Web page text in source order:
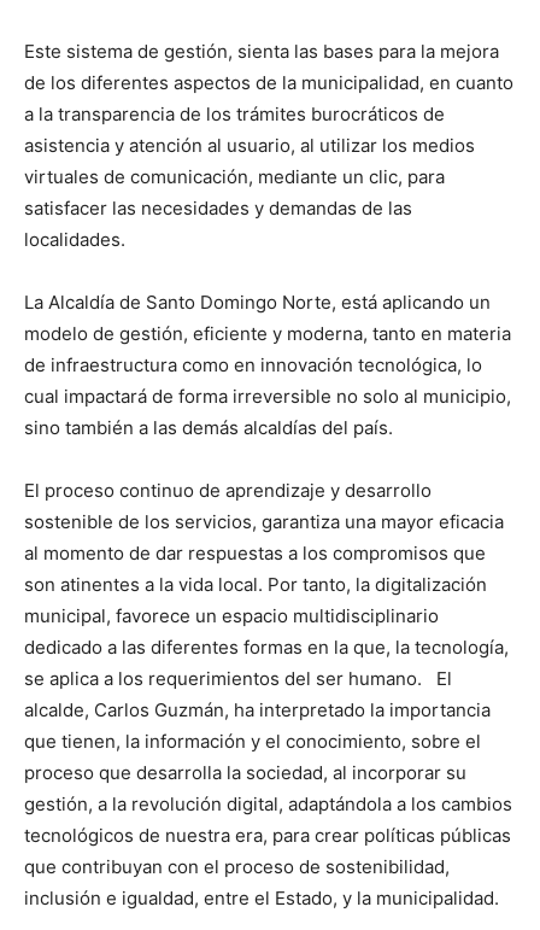
Este sistema de gestión, sienta las bases para la mejora
de los diferentes aspectos de la municipalidad, en cuanto
a la transparencia de los trámites burocráticos de
asistencia y atención al usuario, al utilizar los medios
virtuales de comunicación, mediante un clic, para
satisfacer las necesidades y demandas de las
localidades.
La Alcaldía de Santo Domingo Norte, está aplicando un
modelo de gestión, eficiente y moderna, tanto en materia
de infraestructura como en innovación tecnológica, lo
cual impactará de forma irreversible no solo al municipio,
sino también a las demás alcaldías del país.
El proceso continuo de aprendizaje y desarrollo
sostenible de los servicios, garantiza una mayor eficacia
al momento de dar respuestas a los compromisos que
son atinentes a la vida local. Por tanto, la digitalización
municipal, favorece un espacio multidisciplinario
dedicado a las diferentes formas en la que, la tecnología,
se aplica a los requerimientos del ser humano. El
alcalde, Carlos Guzmán, ha interpretado la importancia
que tienen, la información y el conocimiento, sobre el
proceso que desarrolla la sociedad, al incorporar su
gestión, a la revolución digital, adaptándola a los cambios
tecnológicos de nuestra era, para crear políticas públicas
que contribuyan con el proceso de sostenibilidad,
inclusión e igualdad, entre el Estado, y la municipalidad.